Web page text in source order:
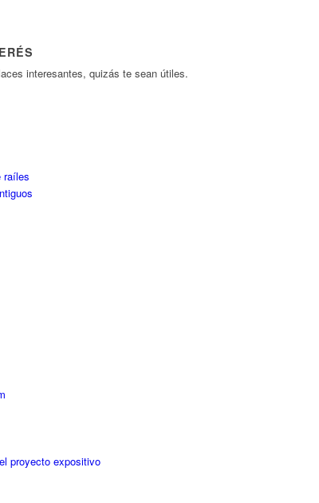
interesantes, quizás te sean útiles.
raíles
proyecto expositivo